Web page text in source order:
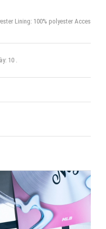
Lining: 100% polyester Acces
10 .